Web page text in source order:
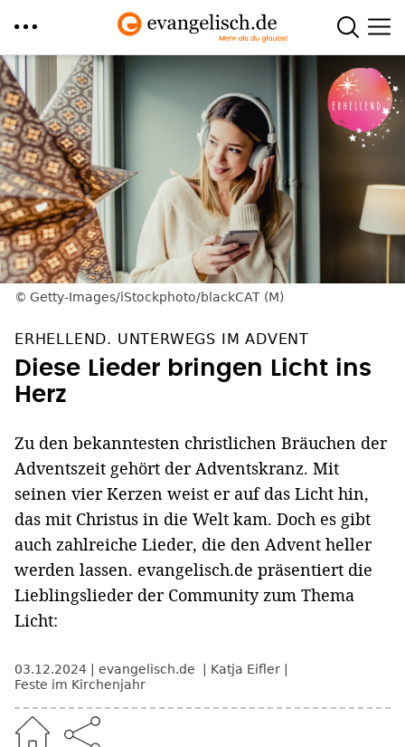
Direkt
zum
Inhalt
Getty-Images/iStockphoto/blackCAT (M)
ERHELLEND. UNTERWEGS IM ADVENT
Diese Lieder bringen Licht ins
Herz
Zu den bekanntesten christlichen Bräuchen der
Adventszeit gehört der Adventskranz. Mit
seinen vier Kerzen weist er auf das Licht hin,
das mit Christus in die Welt kam. Doch es gibt
auch zahlreiche Lieder, die den Advent heller
werden lassen. evangelisch.de präsentiert die
Lieblingslieder der Community zum Thema
Licht:
03.12.2024 evangelisch.de
Katja Eifler
Feste im Kirchenjahr